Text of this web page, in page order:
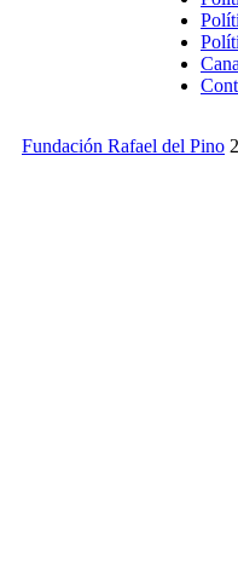
Fundación Rafael del Pino